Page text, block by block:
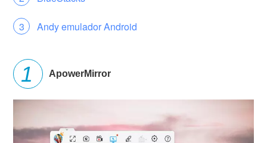
Andy emulador Android
ApowerMirror